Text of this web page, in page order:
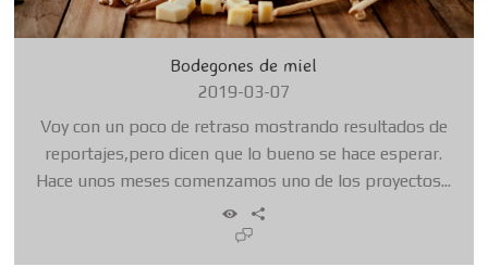
Bodegones de miel
2019-03-07
Voy con un poco de retraso mostrando resultados de
reportajes,pero dicen que lo bueno se hace esperar.
Hace unos meses comenzamos uno de los proyectos...